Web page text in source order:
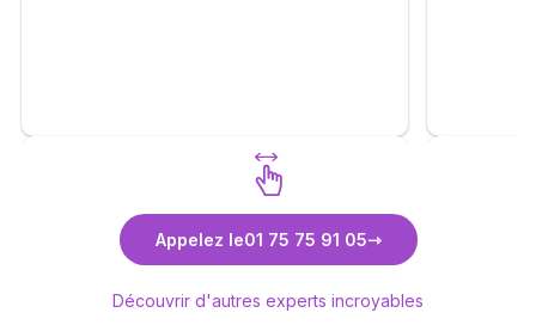
Découvrez Anne-Lyssia Coupart
Appelez le01 75 75 91 05
Découvrir d'autres experts incroyables